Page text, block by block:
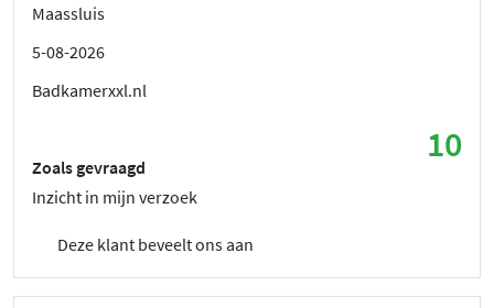
Maassluis
5-08-2026
Badkamerxxl.nl
10
Zoals gevraagd
Inzicht in mijn verzoek
Deze klant beveelt ons aan